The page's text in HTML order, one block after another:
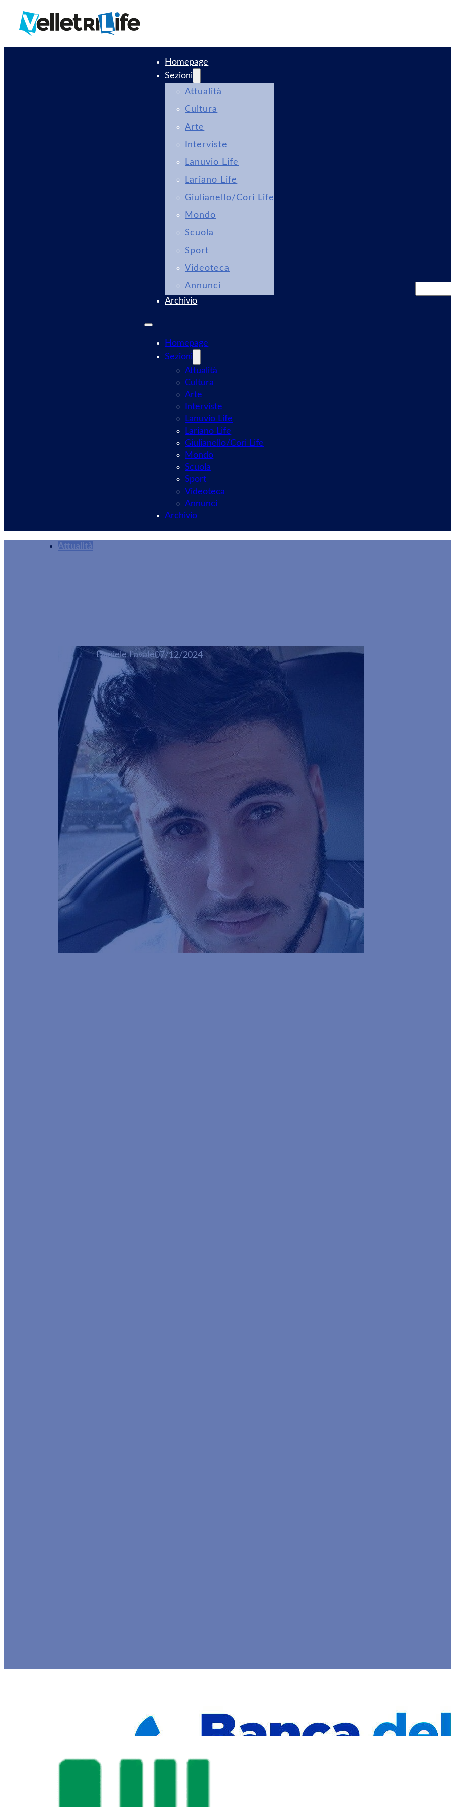
Homepage
Sezioni
Attualità
Cultura
Arte
Interviste
Lanuvio Life
Lariano Life
Giulianello/Cori Life
Mondo
Scuola
Sport
Videoteca
Annunci
Archivio
Homepage
Sezioni
Attualità
Cultura
Arte
Interviste
Lanuvio Life
Lariano Life
Giulianello/Cori Life
Mondo
Scuola
Sport
Videoteca
Annunci
Archivio
Attualità
Daniele Favale07/12/2024